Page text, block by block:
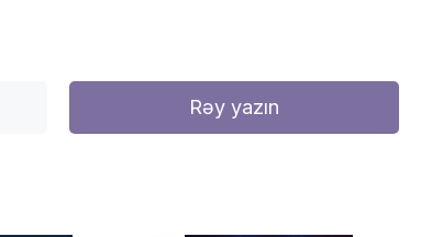
Rəy yazın